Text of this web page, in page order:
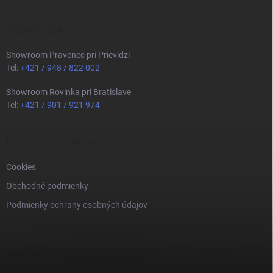
Showroom Pravenec pri Prievidzi
Tel:+421 / 948 / 822 002
Showroom Rovinka pri Bratislave
Tel:+421 / 901 / 921 974
Cookies
Obchodné podmienky
Podmienky ochrany osobných údajov